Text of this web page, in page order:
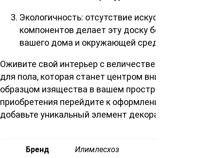
Экологичность: отсутствие искусственных
компонентов делает эту доску безопасной для
вашего дома и окружающей среды.
Оживите свой интерьер с величественной доской
для пола, которая станет центром внимания и
образцом изящества в вашем пространстве. Для
приобретения перейдите к оформлению заказа и
добавьте уникальный элемент декора в вашу жизнь.
Бренд Илимлесхоз